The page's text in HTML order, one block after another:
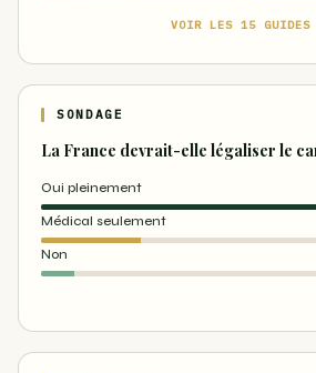
VOIR LES 15 GUIDES
SONDAGE
La France devrait-elle légaliser le
Oui pleinement
Médical seulement
Non